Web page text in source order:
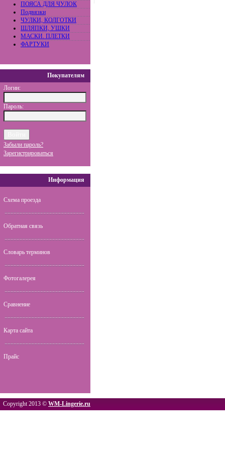
ПОЯСА ДЛЯ ЧУЛОК
Подвязки
ЧУЛКИ, КОЛГОТКИ
ШЛЯПКИ, УШКИ
МАСКИ. ПЛЕТКИ
ФАРТУКИ
Покупателям
Логин:
Пароль:
Забыли пароль?
Зарегистрироваться
Информация
Схема проезда
Обратная связь
Словарь терминов
Фотогалерея
Сравнение
Карта сайта
Прайс
Copyright 2013 © WM-Lingerie.ru